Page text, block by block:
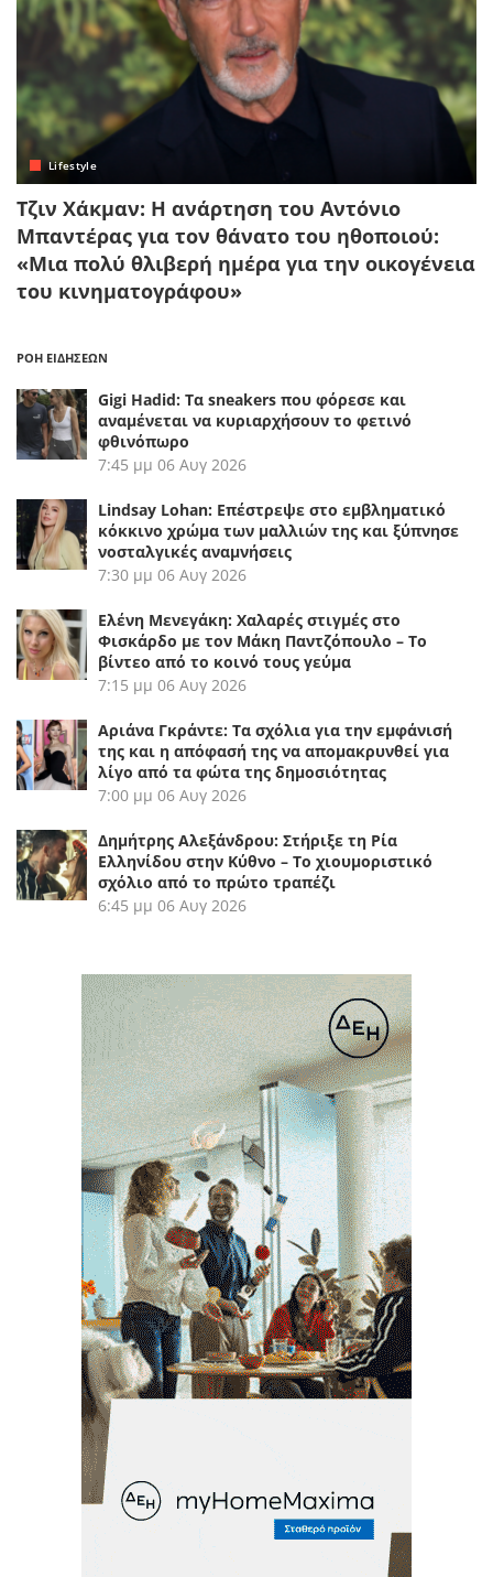
Lifestyle
Τζιν Χάκμαν: Η ανάρτηση του Αντόνιο
Μπαντέρας για τον θάνατο του ηθοποιού:
«Μια πολύ θλιβερή ημέρα για την οικογένεια
του κινηματογράφου»
ΡΟΗ ΕΙΔΗΣΕΩΝ
Gigi Hadid: Τα sneakers που φόρεσε και
αναμένεται να κυριαρχήσουν το φετινό
φθινόπωρο
7:45 μμ 06 Αυγ 2026
Lindsay Lohan: Επέστρεψε στο εμβληματικό
κόκκινο χρώμα των μαλλιών της και ξύπνησε
νοσταλγικές αναμνήσεις
7:30 μμ 06 Αυγ 2026
Ελένη Μενεγάκη: Χαλαρές στιγμές στο
Φισκάρδο με τον Μάκη Παντζόπουλο – Το
βίντεο από το κοινό τους γεύμα
7:15 μμ 06 Αυγ 2026
Αριάνα Γκράντε: Τα σχόλια για την εμφάνισή
της και η απόφασή της να απομακρυνθεί για
λίγο από τα φώτα της δημοσιότητας
7:00 μμ 06 Αυγ 2026
Δημήτρης Αλεξάνδρου: Στήριξε τη Ρία
Ελληνίδου στην Κύθνο – Το χιουμοριστικό
σχόλιο από το πρώτο τραπέζι
6:45 μμ 06 Αυγ 2026